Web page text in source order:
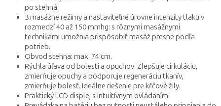
po stehná.
3 masážne režimy a nastaviteľné úrovne intenzity tlaku v
rozmedzí 40 až 150 mmhg: s rôznymi masážnymi
technikami umožnia prispôsobiť masáž presne podľa
potrieb.
Obvod stehna: max. 74 cm.
Rýchla úľava od bolesti a opuchov: Zlepšuje cirkuláciu,
zmierňuje opuchy a podporuje regeneráciu tkanív,
zmierňuje bolesť. Ideálne riešenie pre kŕčové žily.
Praktický LCD displej s intuitívnym ovládaním.